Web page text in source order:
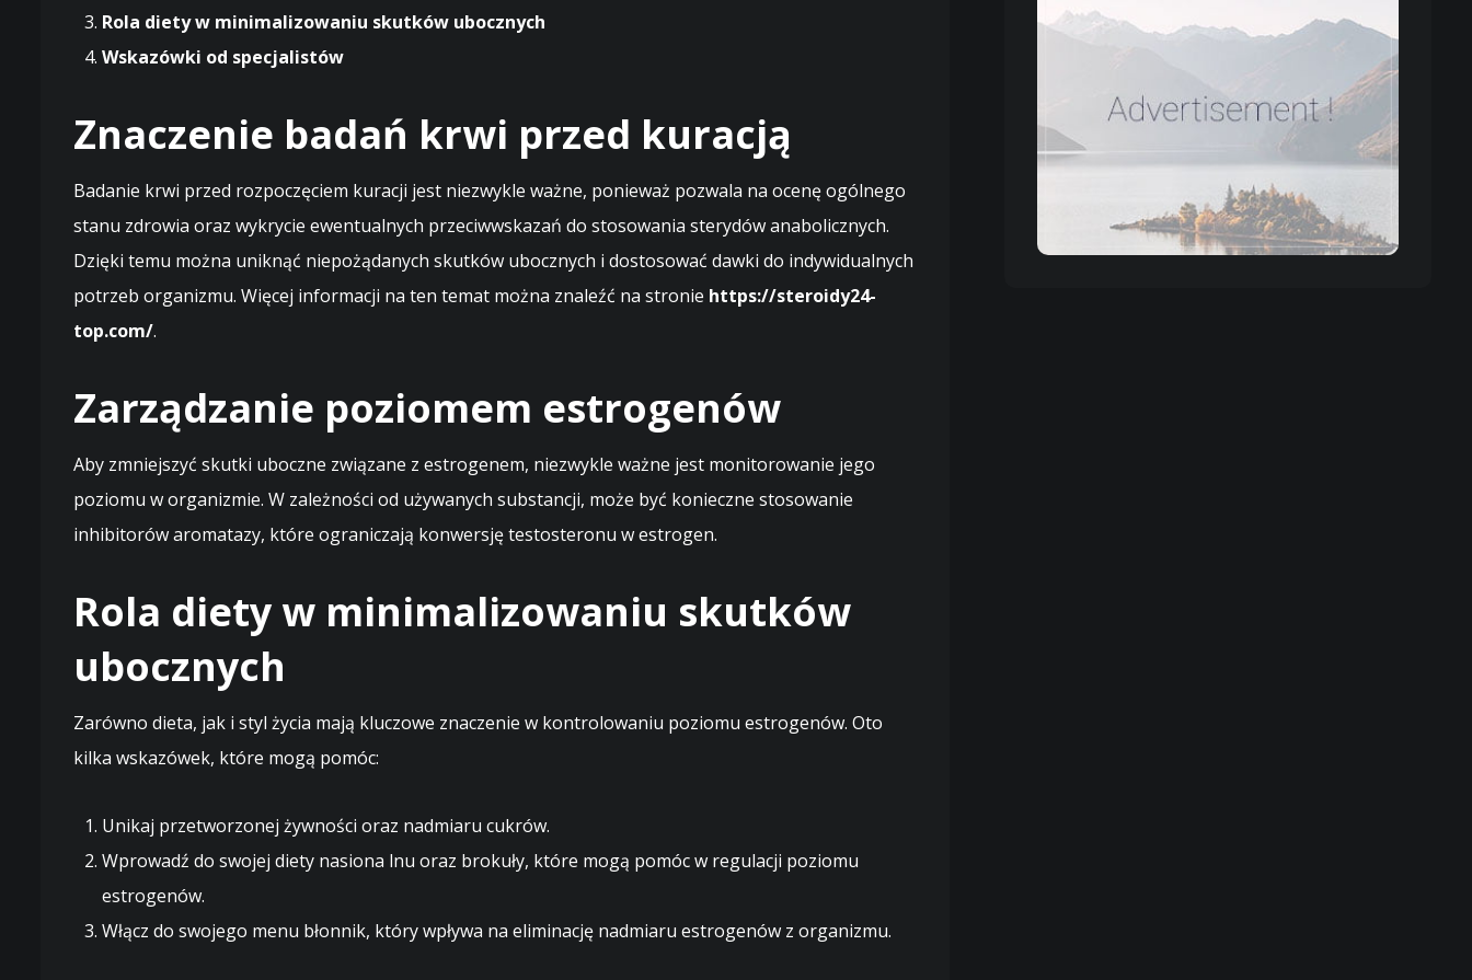
Rola diety w minimalizowaniu skutków ubocznych
Wskazówki od specjalistów
Znaczenie badań krwi przed kuracją
Badanie krwi przed rozpoczęciem kuracji jest niezwykle ważne, ponieważ pozwala na ocenę ogólnego
stanu zdrowia oraz wykrycie ewentualnych przeciwwskazań do stosowania sterydów anabolicznych.
Dzięki temu można uniknąć niepożądanych skutków ubocznych i dostosować dawki do indywidualnych
potrzeb organizmu. Więcej informacji na ten temat można znaleźć na stronie https://steroidy24-
top.com/.
Zarządzanie poziomem estrogenów
Aby zmniejszyć skutki uboczne związane z estrogenem, niezwykle ważne jest monitorowanie jego
poziomu w organizmie. W zależności od używanych substancji, może być konieczne stosowanie
inhibitorów aromatazy, które ograniczają konwersję testosteronu w estrogen.
Rola diety w minimalizowaniu skutków
ubocznych
Zarówno dieta, jak i styl życia mają kluczowe znaczenie w kontrolowaniu poziomu estrogenów. Oto
kilka wskazówek, które mogą pomóc:
Unikaj przetworzonej żywności oraz nadmiaru cukrów.
Wprowadź do swojej diety nasiona lnu oraz brokuły, które mogą pomóc w regulacji poziomu
estrogenów.
Włącz do swojego menu błonnik, który wpływa na eliminację nadmiaru estrogenów z organizmu.